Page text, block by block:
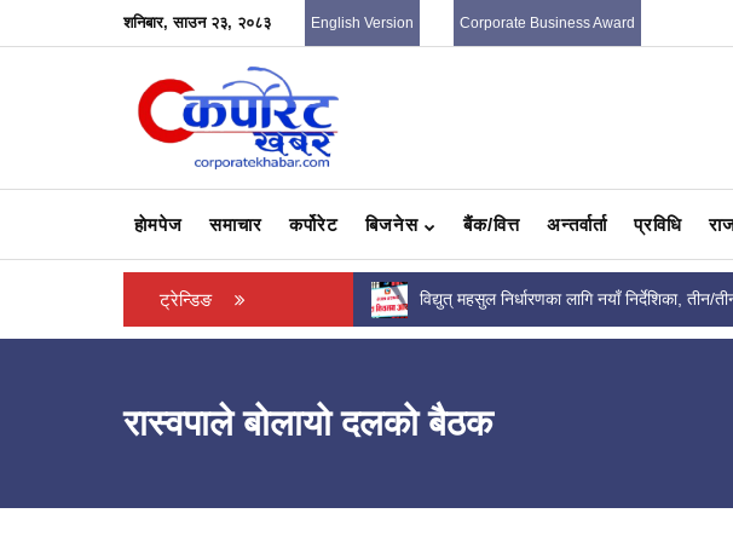
शनिबार, साउन २३, २०८३ English Version Corporate Business Award
हाेमपेज समाचार कर्पोरेट बिजनेस बैंक/वित्त अन्तर्वार्ता प्रविधि
ट्रेन्डिङ
करदाता प्रोत्साहन कार्यक्रममा विजेता बनेका दुई जना
उपभोक्तालाई अर्थमन्त्री वाग्लेको...
विद्युत् महसुल निर्धारणका लागि नयाँ निर्देशिका, तीन/
वर्षमा दर पुनरवलोकन
रास्वपाले बोलायो दलको बैठक